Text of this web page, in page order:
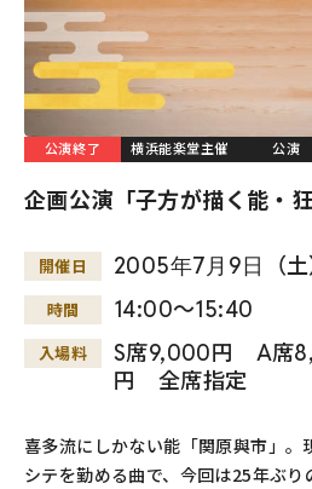
公演終了 横浜能楽堂主催 公演
企画公演「子方が描く能・狂
開催日 2005年7月 9日 （土
時間 14:00～15:40
入場料
S席9,000円 A席
円 全席指定
喜多流にしかない能「関原與市」
シテを勤める曲で、今回は25年ぶ